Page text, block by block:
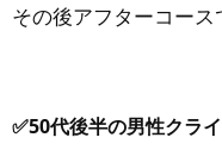
その後アフターコース
✅50代後半の男性クラ